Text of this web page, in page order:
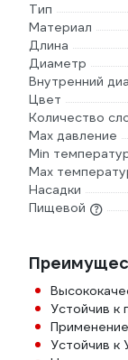
Тип
Материал
Длина
Диаметр
Внутренний
Цвет
Количество
Max давление
Min
Мах
Насадки
Пищевой
Устойчив к
Устойчив к